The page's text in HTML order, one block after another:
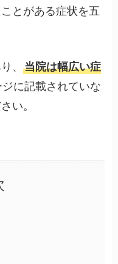
とがある症状を五
、当院は幅広い症
に記載されていな
い。